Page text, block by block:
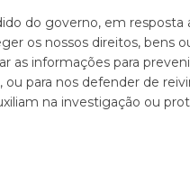
do governo, em resposta
os nossos direitos, bens
as informações para
para nos defender de
na investigação ou